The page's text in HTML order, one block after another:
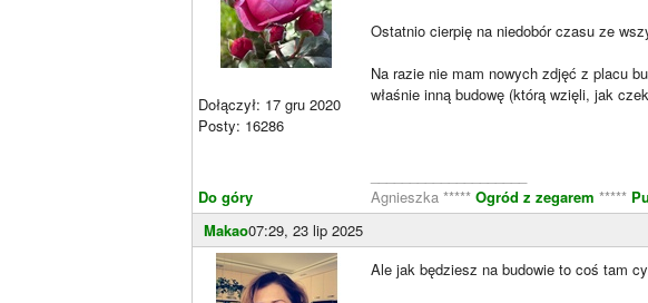
Dołączył: 17 gru 2020
Posty: 16286
Do góry
Ostatnio cierpię na niedobór czasu ze
Na razie nie mam nowych zdjęć z placu
właśnie inną budowę (którą wzięli, jak
Agnieszka ***** Ogród z zegarem *****
Makao07:29, 23 lip 2025
Ale jak będziesz na budowie to coś tam